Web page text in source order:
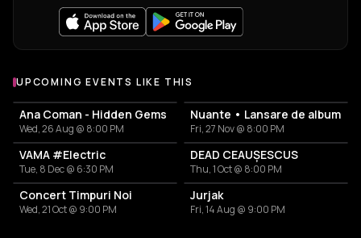
UPCOMING EVENTS LIKE THIS
Ana Coman - Hidden Gems
Wed, 26 Aug @ 8:00 PM
Nuante • Lansare de album
Fri, 27 Nov @ 8:00 PM
VAMA #Electric
Tue, 8 Dec @ 6:30 PM
DEAD CEAUȘESCUS
Thu, 1 Oct @ 8:00 PM
Concert Timpuri Noi
Wed, 21 Oct @ 9:00 PM
Jurjak
Fri, 14 Aug @ 9:00 PM